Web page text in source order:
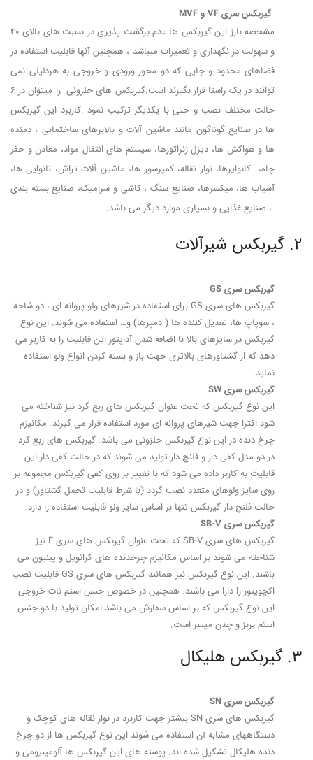
گیربکس سری VF و MVF
مشخصه بارز این گیربکس ها عدم برگشت پذیری در نسبت های بالای 40
و سهولت در نگهداری و تعمیرات میباشد ، همچنین آنها قابلیت استفاده در
فضاهای محدود و جایی که دو محور ورودی و خروجی به هردلیلی نمی
توانند در یک راستا قرار بگیرند است.گیربکس های حلزونی را میتوان در 6
حالت مختلف نصب و حتی با یکدیگر ترکیب نمود .کاربرد این گیربکس
ها در صنایع گوناگون مانند ماشین آلات و بالابرهای ساختمانی ، دمنده
ها و هواکش ها، دیزل ژنراتورها، سیستم های انتقال مواد، معادن و حفر
چاه، کانوایرها، نوار نقاله، کمپرسور ها، ماشین آلات تراش، نانوایی ها،
آسیاب ها، میکسرها، صنایع سنگ ، کاشی و سرامیک، صنایع بسته بندی
، صنایع غذایی و بسیاری موارد دیگر می باشد.
2. گیربکس شیرآلات
گیربکس سری GS
گیربکس های سری GS برای استفاده در شیرهای ولو پروانه ای ، دو شاخه
، سوپاپ ها، تعدیل کننده ها ( دمپرها) و… استفاده می شوند. این نوع
گیربکس در سایزهای بالا با اضافه شدن آداپتور این قابلیت را به کاربر می
دهد که از گشتاورهای بالاتری جهت باز و بسته کردن انواع ولو استفاده
نماید.
گیربکس سری SW
این نوع گیربکس که تحت عنوان گیربکس های ربع گرد نیز شناخته می
شود اکثرا جهت شیرهای پروانه ای مورد استفاده قرار می گیرند. مکانیزم
چرخ دنده در این نوع گیربکس حلزونی می باشد. گیربکس های ربع گرد
در دو مدل کفی دار و فلنچ دار تولید می شوند که در حالت کفی دار این
قابلیت به کاربر داده می شود که با تغییر بر روی کفی گیربکس مجموعه بر
روی سایز ولوهای متعدد نصب گردد (با شرط قابلیت تحمل گشتاور) و در
حالت فلنچ دار گیربکس تنها بر اساس سایز ولو قابلیت استفاده را دارد.
گیربکس سری SB-V
گیربکس های سری SB-V که تحت عنوان گیربکس های سری F نیز
شناخته می شوند بر اساس مکانیزم چرخدنده های کرانویل و پینیون می
باشند. این نوع گیربکس نیز همانند گیربکس های سری GS قابلیت نصب
اکچویتور را دارا می باشند. همچنین در خصوص جنس استم نات خروجی
این نوع گیربکس که بر اساس سفارش می باشد امکان تولید با دو جنس
استم برنز و چدن میسر است.
3. گیربکس هلیکال
گیربکس سری SN
گیربکس های سری SN بیشتر جهت کاربرد در نوار نقاله های کوچک و
دستگاههای مشابه آن استفاده می شوند.این نوع گیربکس ها از دو چرخ
دنده هلیکال تشکیل شده اند. پوسته های این گیربکس ها آلومینیومی و